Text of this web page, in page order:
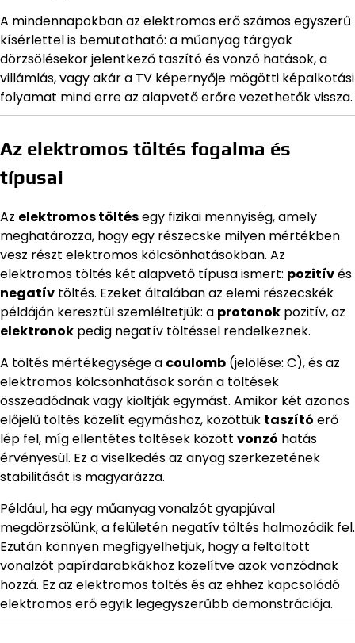
A mindennapokban az elektromos erő számos egyszerű
kísérlettel is bemutatható: a műanyag tárgyak
dörzsölésekor jelentkező taszító és vonzó hatások, a
villámlás, vagy akár a TV képernyője mögötti képalkotási
folyamat mind erre az alapvető erőre vezethetők vissza.
Az elektromos töltés fogalma és
típusai
Az elektromos töltésegy fizikai mennyiség, amely
meghatározza, hogy egy részecske milyen mértékben
vesz részt elektromos kölcsönhatásokban. Az
elektromos töltés két alapvető típusa ismert: pozitívés
negatív töltés. Ezeket általában az elemi részecskék
példáján keresztül szemléltetjük: a protonok pozitív, az
elektronok pedig negatív töltéssel rendelkeznek.
A töltés mértékegysége a coulomb (jelölése: C), és az
elektromos kölcsönhatások során a töltések
összeadódnak vagy kioltják egymást. Amikor két azonos
előjelű töltés közelít egymáshoz, közöttük taszító erő
lép fel, míg ellentétes töltések között vonzó hatás
érvényesül. Ez a viselkedés az anyag szerkezetének
stabilitását is magyarázza.
Például, ha egy műanyag vonalzót gyapjúval
megdörzsölünk, a felületén negatív töltés halmozódik fel.
Ezután könnyen megfigyelhetjük, hogy a feltöltött
vonalzót papírdarabkákhoz közelítve azok vonzódnak
hozzá. Ez az elektromos töltés és az ehhez kapcsolódó
elektromos erő egyik legegyszerűbb demonstrációja.